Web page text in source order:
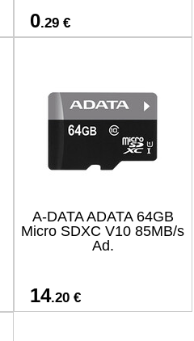
0.29 €
A-DATA ADATA 64GB
Micro SDXC V10 85MB/s
Ad.
14.20 €